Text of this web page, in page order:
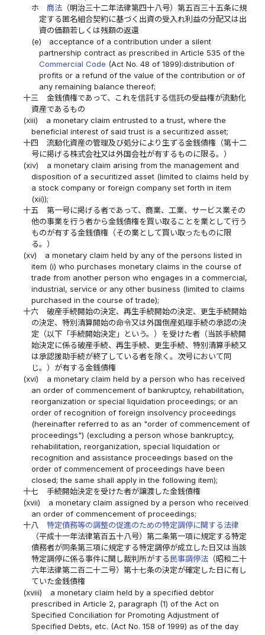
ホ
商法（明治三十二年法律第四十八号）第五百三十五条に規
定する匿名組合契約に基づく出資の受入れ利益の分配又は出
資の価額若しくは残額の返還
(e)
acceptance of a contribution under a silent
partnership contract as prescribed in Article 535 of the
Commercial Code (Act No. 48 of 1899):distribution of
profits or a refund of the value of the contribution or of
any remaining balance thereof;
十三
金銭債権であって、これを信託する信託の受益権が流動化
資産であるもの
(xiii)
a monetary claim entrusted to a trust, where the
beneficial interest of said trust is a securitized asset;
十四
流動化資産の管理及び処分により生ずる金銭債権（第十二
号に掲げる株式会社又は外国会社が有するものに限る。）
(xiv)
a monetary claim arising from the management and
disposition of a securitized asset (limited to claims held by
a stock company or foreign company set forth in item
(xii));
十五
第一号に掲げる者であって、商業、工業、サービス業その
他の事業を行う者から金銭債権を買い取ることを業として行う
ものが有する金銭債権（その業として買い取ったものに限
る。）
(xv)
a monetary claim held by any of the persons listed in
item (i) who purchases monetary claims in the course of
trade from another person who engages in a commercial,
industrial, service or any other business (limited to claims
purchased in the course of trade);
十六
破産手続開始の決定、再生手続開始の決定、更生手続開始
の決定、特別清算開始の命令又は外国倒産処理手続の承認の決
定（以下「手続開始決定」という。）を受けた者（当該手続開
始決定に係る破産手続、再生手続、更生手続、特別清算手続又
は承認援助手続が終了している者を除く。次号において同
じ。）が有する金銭債権
(xvi)
a monetary claim held by a person who has received
an order of commencement of bankruptcy, rehabilitation,
reorganization or special liquidation proceedings; or an
order of recognition of foreign insolvency proceedings
(hereinafter referred to as an "order of commencement of
proceedings") (excluding a person whose bankruptcy,
rehabilitation, reorganization, special liquidation or
recognition and assistance proceedings based on the
order of commencement of proceedings have been
closed; the same shall apply in the following item);
十七
手続開始決定を受けた者が譲渡した金銭債権
(xvii)
a monetary claim assigned by a person who received
an order of commencement of proceedings;
十八
特定債務等の調整の促進のための特定調停に関する法律
（平成十一年法律第百五十八号）第二条第一項に規定する特定
債務者が同条第三項に規定する特定調停が成立した日又は当該
特定調停に係る事件に関し裁判所がする民事調停法（昭和二十
六年法律第二百二十二号）第十七条の決定が確定した日に有し
ていた金銭債権
(xviii)
a monetary claim held by a specified debtor
prescribed in Article 2, paragraph (1) of the Act on
Specified Conciliation for Promoting Adjustment of
Specified Debts, etc. (Act No. 158 of 1999) as of the day